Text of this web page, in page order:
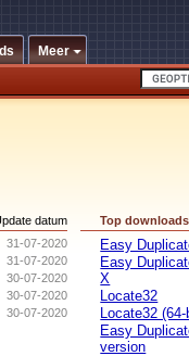
Meer
datum
31-07-2020
31-07-2020
30-07-2020
30-07-2020
30-07-2020
Top downloads
Easy
Easy
X
Locate32
Locate32
Easy
version